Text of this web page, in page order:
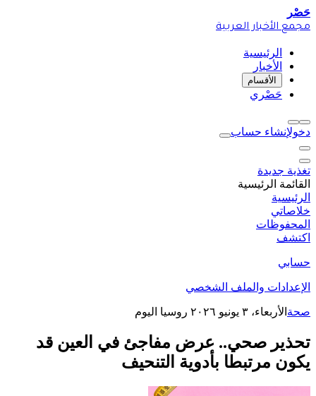
حَصْر
مجمع الأخبار العربية
الرئيسية
الأخبار
الأقسام
حَصْري
دخولإنشاء حساب
تغذية جديدة
القائمة الرئيسية
الرئيسية
خلاصاتي
المحفوظات
اكتشف
حسابي
الإعدادات والملف الشخصي
صحة الأربعاء، ٣ يونيو ٢٠٢٦ روسيا اليوم
تحذير صحي.. عرض مفاجئ في العين قد
يكون مرتبطا بأدوية التنحيف